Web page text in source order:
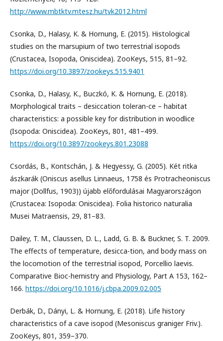
http://www.mbtktv.mtesz.hu/tvk2012.html
Csonka, D., Halasy, K. & Hornung, E. (2015). Histological
studies on the marsupium of two terrestrial isopods
(Crustacea, Isopoda, Oniscidea). ZooKeys, 515, 81–92.
https://doi.org/10.3897/zookeys.515.9401
Csonka, D., Halasy, K., Buczkó, K. & Hornung, E. (2018).
Morphological traits – desiccation toleran-ce – habitat
characteristics: a possible key for distribution in woodlice
(Isopoda: Oniscidea). ZooKeys, 801, 481–499.
https://doi.org/10.3897/zookeys.801.23088
Csordás, B., Kontschán, J. & Hegyessy, G. (2005). Két ritka
ászkarák (Oniscus asellus Linnaeus, 1758 és Protracheoniscus
major (Dollfus, 1903)) újabb előfordulásai Magyarországon
(Crustacea: Isopoda: Oniscidea). Folia historico naturalia
Musei Matraensis, 29, 81–83.
Dailey, T. M., Claussen, D. L., Ladd, G. B. & Buckner, S. T. 2009.
The effects of temperature, desicca-tion, and body mass on
the locomotion of the terrestrial isopod, Porcellio laevis.
Comparative Bioc-hemistry and Physiology, Part A 153, 162–
166. https://doi.org/10.1016/j.cbpa.2009.02.005
Derbák, D., Dányi, L. & Hornung, E. (2018). Life history
characteristics of a cave isopod (Mesoniscus graniger Friv.).
ZooKeys, 801, 359–370.